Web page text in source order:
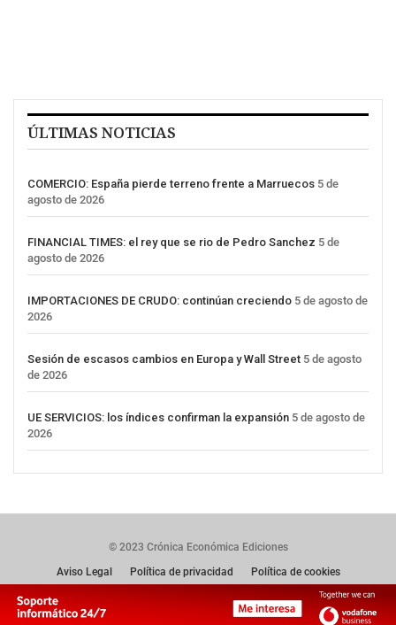
ÚLTIMAS NOTICIAS
COMERCIO: España pierde terreno frente a Marruecos 5 de
agosto de 2026
FINANCIAL TIMES: el rey que se rio de Pedro Sanchez 5 de
agosto de 2026
IMPORTACIONES DE CRUDO: continúan creciendo 5 de agosto de
2026
Sesión de escasos cambios en Europa y Wall Street 5 de agosto
de 2026
UE SERVICIOS: los índices confirman la expansión 5 de agosto de
2026
© 2023 Crónica Económica Ediciones
Aviso Legal
Política de privacidad Política de cookies